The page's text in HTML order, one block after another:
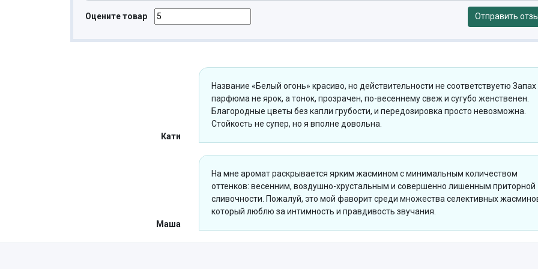
Оцените товар Отправить
Кати
Название «Белый огонь» красиво, но действительности не соответствуетю Запах
парфюма не ярок, а тонок, прозрачен, по-весеннему свеж и сугубо женственен.
Благородные цветы без капли грубости, и передозировка просто невозможна.
Стойкость не супер, но я вполне довольна.
Маша
На мне аромат раскрывается ярким жасмином с минимальным количеством
оттенков: весенним, воздушно-хрустальным и совершенно лишенным приторной
сливочности. Пожалуй, это мой фаворит среди множества селективных
который люблю за интимность и правдивость звучания.